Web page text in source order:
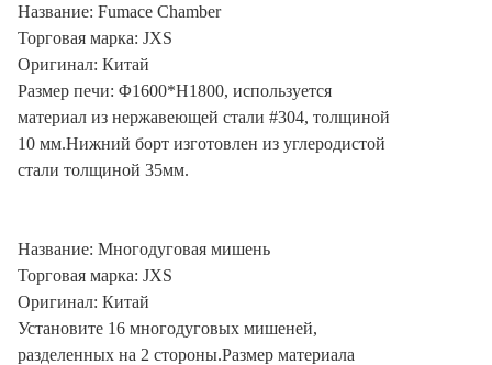
Название: Fumace Chamber
Торговая марка: JXS
Оригинал: Китай
Размер печи: Φ1600*H1800, используется
материал из нержавеющей стали #304, толщиной
10 мм.Нижний борт изготовлен из углеродистой
стали толщиной 35мм.
Название: Многодуговая мишень
Торговая марка: JXS
Оригинал: Китай
Установите 16 многодуговых мишеней,
разделенных на 2 стороны.Размер материала